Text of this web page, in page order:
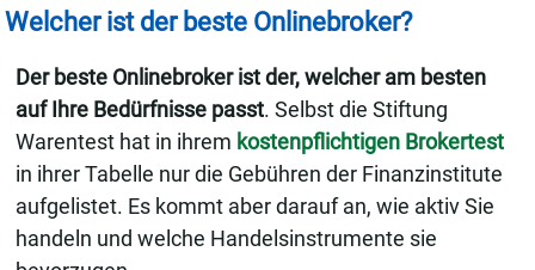
Welcher ist der beste Onlinebroker?
Der beste Onlinebroker ist der, welcher am besten
auf Ihre Bedürfnisse passt. Selbst die Stiftung
Warentest hat in ihrem kostenpflichtigen Brokertest
in ihrer Tabelle nur die Gebühren der Finanzinstitute
aufgelistet. Es kommt aber darauf an, wie aktiv Sie
handeln und welche Handelsinstrumente sie